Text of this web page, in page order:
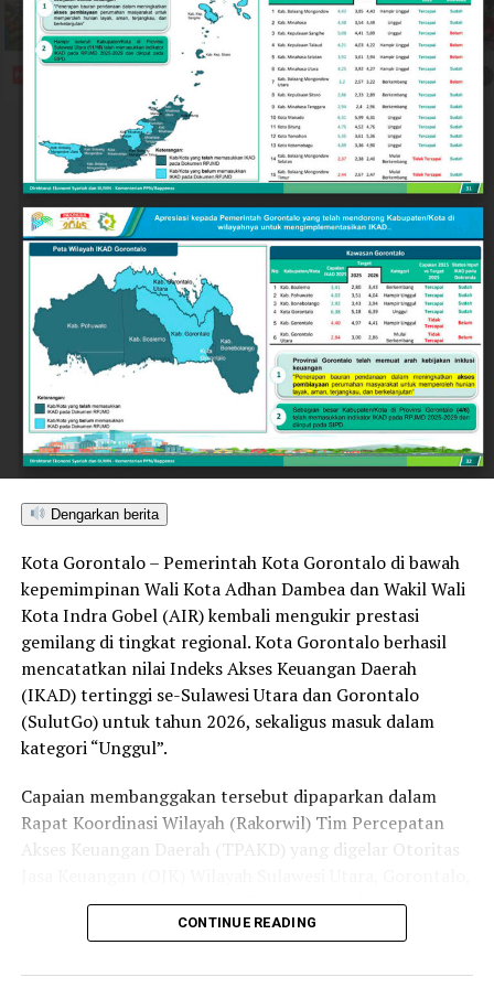
ideal sebagai destinasi investasi, pusat pendidikan,
maupun kawasan hunian yang aman bagi warga lokal
Keberhasilan ini tidak terlepas dari langkah strategis
Pemerintah Kota Gorontalo di bawah kepemimpinan
Wali Kota Adhan Dambea. Salah satu pilar utamanya
adalah penguatan nilai-nilai toleransi antarumat
beragama secara inklusif.
Wali Kota Adhan Dambea menegaskan komitmennya
untuk menjadi mengayom bagi seluruh lapisan
masyarakat tanpa membedakan latar belakang agama.
Komitmen ini diwujudkan lewat dukungan nyata
terhadap berbagai agenda keagamaan, termasuk bagi
kelompok minoritas.
Selain pengukuhan nilai toleransi, kondusivitas daerah
turut ditopang oleh tindakan tegas Pemkot Gorontalo
bersama aparat penegak hukum dalam memberantas
secara menyeluruh, tidak hanya menyasar pengecer
skala kecil tetapi juga distributor dan toko-toko besar
yang melanggar aturan.
Dalam daftar pemeringkatan nasional tersebut, Kota
Denpasar menempati posisi puncak dengan tingkat rasa
aman masyarakat melebihi 81 persen, disusul oleh Kota
Yogyakarta, Surakarta, Semarang, Magelang, dan
Kota Gorontalo yang berada di urutan ketujuh berhasil
mengungguli sejumlah kota berkembang lainnya di
Singkawang. Capaian ini menjadi bukti konkret bahwa
Kota Gorontalo terus bertransformasi menjadi daerah
Dengarkan berita
Kota Gorontalo – Pemerintah Kota Gorontalo di bawah
kepemimpinan Wali Kota Adhan Dambea dan Wakil Wali
Kota Indra Gobel (AIR) kembali mengukir prestasi
gemilang di tingkat regional. Kota Gorontalo berhasil
mencatatkan nilai Indeks Akses Keuangan Daerah
(IKAD) tertinggi se-Sulawesi Utara dan Gorontalo
(SulutGo) untuk tahun 2026, sekaligus masuk dalam
kategori “Unggul”.
Capaian membanggakan tersebut dipaparkan dalam
Rapat Koordinasi Wilayah (Rakorwil) Tim Percepatan
Akses Keuangan Daerah (TPAKD) yang digelar Otoritas
dan Maluku Utara di Hotel NDC Resort and Spa,
Manado, Sulawesi Utara, Rabu (29/7/2026).
Delegasi Pemkot Gorontalo dipimpin langsung oleh
CONTINUE READING